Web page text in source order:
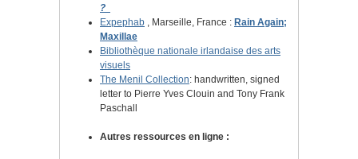
?
Expephab , Marseille, France : Rain Again;
Maxillae
Bibliothèque nationale irlandaise des arts
visuels
The Menil Collection: handwritten, signed
letter to Pierre Yves Clouin and Tony Frank
Paschall
Autres ressources en ligne :